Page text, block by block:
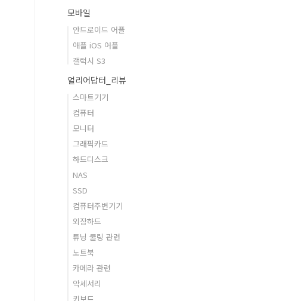
모바일
안드로이드 어플
애플 iOS 어플
갤럭시 S3
얼리어답터_리뷰
스마트기기
컴퓨터
모니터
그래픽카드
하드디스크
NAS
SSD
컴퓨터주변기기
외장하드
튜닝 쿨링 관련
노트북
카메라 관련
악세서리